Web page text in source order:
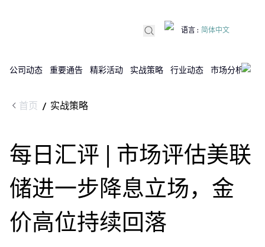
公司动态 重要通告 精彩活动 实战策略 行业动态 市场分析
语言 : 简体中文
首页 / 实战策略
每日汇评 | 市场评估美联
储进一步降息立场，金
价高位持续回落